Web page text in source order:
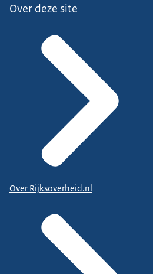
Over deze site
Over Rijksoverheid.nl